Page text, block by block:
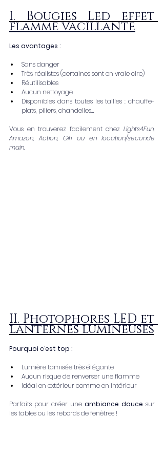
I. Bougies Led effet
flamme vacillante
Les avantages :
Sans danger
Très réalistes (certaines sont en vraie cire)
Réutilisables
Aucun nettoyage
Disponibles dans toutes les tailles : chauffe-
plats, piliers, chandelles…
Vous en trouverez facilement chez Lights4Fun,
Amazon, Action, Gifi ou en location/seconde
main.
II. Photophores LED et
lanternes lumineuses
Pourquoi c’est top :
Lumière tamisée très élégante
Aucun risque de renverser une flamme
Idéal en extérieur comme en intérieur
Parfaits pour créer une ambiance douce sur
les tables ou les rebords de fenêtres !